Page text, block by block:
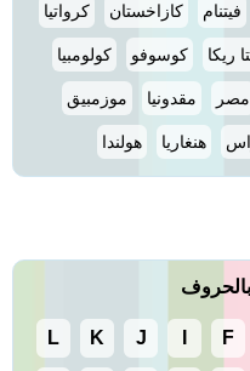
فيتنام كازاخستان كرواتيا
ريكا كوسوفو كولومبيا
مصر مقدونيا موزمبيق
هنغاريا هولندا
F
J
K
L